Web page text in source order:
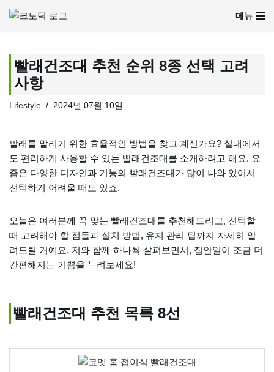
콘
츠
로
너
메뉴
빨래건조대 추천 순위 8종 선택 고려
사항
Lifestyle 2024년 07월 10일
빨래를 말리기 위한 효율적인 방법을 찾고 계신가요? 실내에서
도 편리하게 사용할 수 있는 빨래건조대를 소개하려고 해요. 요
즘은 다양한 디자인과 기능의 빨래건조대가 많이 나와 있어서
선택하기 어려울 때도 있죠.
오늘은 여러분께 꼭 맞는 빨래건조대를 추천해드리고, 선택할
때 고려해야 할 점들과 설치 방법, 유지 관리 팁까지 자세히 알
려드릴 거예요. 저와 함께 하나씩 살펴보면서, 집안일이 조금 더
간편해지는 기쁨을 누려보세요!
빨래건조대 추천 목록 8선